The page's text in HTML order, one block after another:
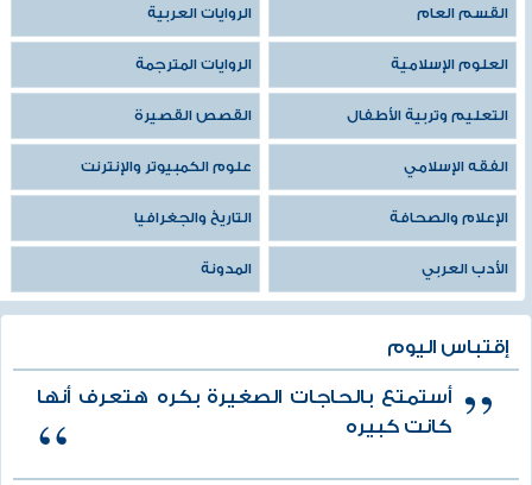
القسم العام الروايات العربية
العلوم الإسلامية الروايات المترجمة
التعليم وتربية الأطفال القصص القصيرة
الفقه الإسلامي علوم الكمبيوتر والإنترنت
الإعلام والصحافة التاريخ والجغرافيا
الأدب العربي المدونة
إقتباس اليوم
أستمتع بالحاجات الصغيرة بكره هتعرف أنها
كانت كبيره